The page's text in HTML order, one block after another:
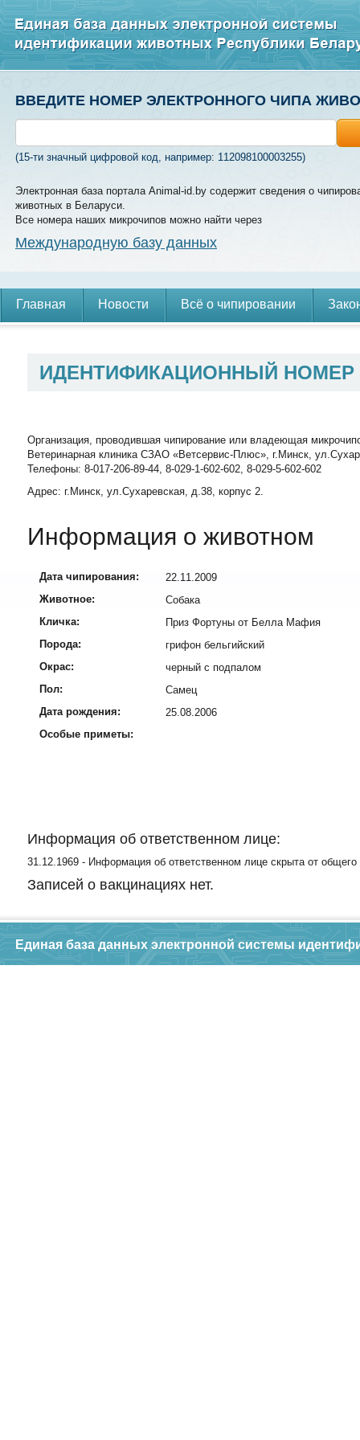
ВВЕДИТЕ НОМЕР ЭЛЕКТРОННОГО ЧИПА
(15-ти значный цифровой код, например: 112098100003255)
Электронная база портала Animal-id.by содержит сведения о
животных в Беларуси.
Все номера наших микрочипов можно найти через
Международную базу данных
Главная Новости Всё о чипировании
ИДЕНТИФИКАЦИОННЫЙ
Организация, проводившая чипирование или владеющая
Ветеринарная клиника СЗАО «Ветсервис-Плюс», г.Минск,
Телефоны: 8-017-206-89-44, 8-029-1-602-602, 8-029-5-602-602
Адрес: г.Минск, ул.Сухаревская, д.38, корпус 2.
Информация о животном
Дата чипирования:
22.11.2009
Животное:
Собака
Кличка:
Приз Фортуны от Белла Мафия
Порода:
грифон бельгийский
Окрас:
черный с подпалом
Пол:
Самец
Дата рождения:
25.08.2006
Особые приметы:
Информация об ответственном лице:
31.12.1969 - Информация об ответственном лице скрыта от общего
Записей о вакцинациях нет.
Единая база данных электронной системы